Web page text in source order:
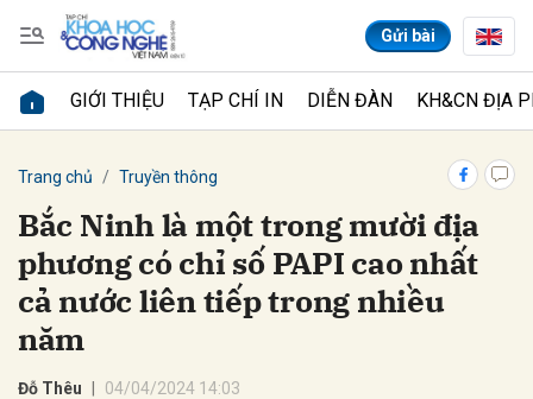
Gửi bài
GIỚI THIỆU TẠP CHÍ IN DIỄN ĐÀN KH&CN ĐỊA
Trang chủ Truyền thông
Bắc Ninh là một trong mười địa
phương có chỉ số PAPI cao nhất
cả nước liên tiếp trong nhiều
năm
Đỗ Thêu 04/04/2024 14:03
Gửi bình luận